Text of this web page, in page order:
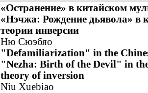
«Остранение» в китайском
«Нэчжа: Рождение дьявола» в
теории инверсии
Ню Сюэбяо
"Defamiliarization" in the
"Nezha: Birth of the Devil" in
theory of inversion
Niu Xuebiao